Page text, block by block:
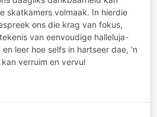
skatkamers volmaak. In hierdie
ons die krag van fokus,
van eenvoudige halleluja-
leer hoe selfs in hartseer dae, ’n
verruim en vervul